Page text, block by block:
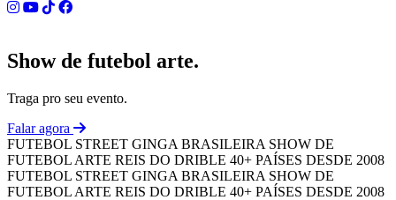
Show de futebol arte.
Traga pro seu evento.
Falar agora
FUTEBOL STREET GINGA BRASILEIRA SHOW DE
FUTEBOL ARTE REIS DO DRIBLE 40+ PAÍSES DESDE 2008
FUTEBOL STREET GINGA BRASILEIRA SHOW DE
FUTEBOL ARTE REIS DO DRIBLE 40+ PAÍSES DESDE 2008